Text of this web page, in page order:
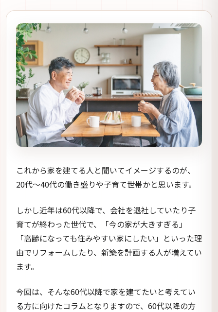
これから家を建てる人と聞いてイメージするのが、
20代～40代の働き盛りや子育て世帯かと思います。
しかし近年は60代以降で、会社を退社していたり子
育てが終わった世代で、「今の家が大きすぎる」
「高齢になっても住みやすい家にしたい」といった理
由でリフォームしたり、新築を計画する人が増えてい
ます。
今回は、そんな60代以降で家を建てたいと考えてい
る方に向けたコラムとなりますので、60代以降の方